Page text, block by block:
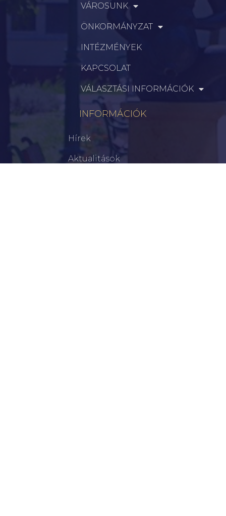
VÁROSUNK
ÖNKORMÁNYZAT
INTÉZMÉNYEK
KAPCSOLAT
VÁLASZTÁSI INFORMÁCIÓK
INFORMÁCIÓK
Hírek
Aktualitások